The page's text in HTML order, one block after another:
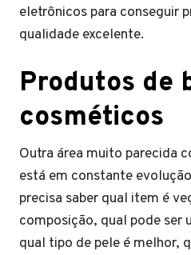
eletrônicos para conseguir
qualidade excelente.
Produtos de
cosméticos
Outra área muito parecida
está em constante
precisa saber qual item é
composição, qual pode ser
qual tipo de pele é melhor,